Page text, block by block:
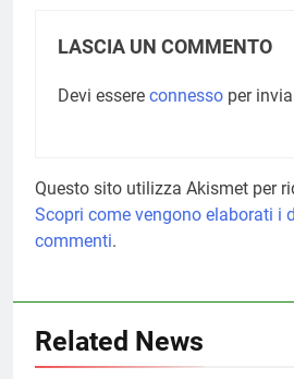
LASCIA UN COMMENTO
Devi essere connesso per
Questo sito utilizza Akismet per
Scopri come vengono elaborati i
commenti.
Related News